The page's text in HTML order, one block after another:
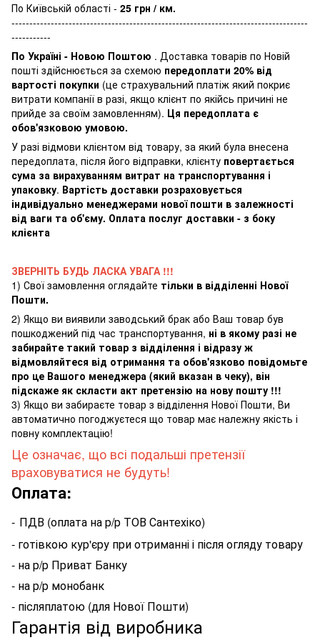
По Київській області - 25 грн / км.
-----------------------------------------------------------------------------------
-----------
По Україні - Новою Поштою . Доставка товарів по Новій
пошті здійснюється за схемою передоплати 20% від
вартості покупки (це страхувальний платіж який покриє
витрати компанії в разі, якщо клієнт по якійсь причині не
прийде за своїм замовленням). Ця передоплата є
обов'язковою умовою.
У разі відмови клієнтом від товару, за який була внесена
передоплата, після його відправки, клієнту повертається
сума за вирахуванням витрат на транспортування і
упаковку. Вартість доставки розраховується
індивідуально менеджерами нової пошти в залежності
від ваги та об'єму. Оплата послуг доставки - з боку
клієнта
ЗВЕРНІТЬ БУДЬ ЛАСКА УВАГА !!!
1) Свої замовлення оглядайте тільки в відділенні Нової
Пошти.
2) Якщо ви виявили заводський брак або Ваш товар був
пошкоджений під час транспортування, ні в якому разі не
забирайте такий товар з відділення і відразу ж
відмовляйтеся від отримання та обов'язково повідомьте
про це Вашого менеджера (який вказан в чеку), він
підскаже як скласти акт претензію на нову пошту !!!
3) Якщо ви забираєте товар з відділення Нової Пошти, Ви
автоматично погоджуєтеся що товар має належну якість і
повну комплектацію!
Це означає, що всі подальші претензії
враховуватися не будуть!
Оплата:
- ПДВ (оплата на р/р ТОВ Сантехіко)
- готівкою кур'єру при отриманні і після огляду товару
- на р/р Приват Банку
- на р/р монобанк
- післяплатою (для Нової Пошти)
Гарантія від виробника